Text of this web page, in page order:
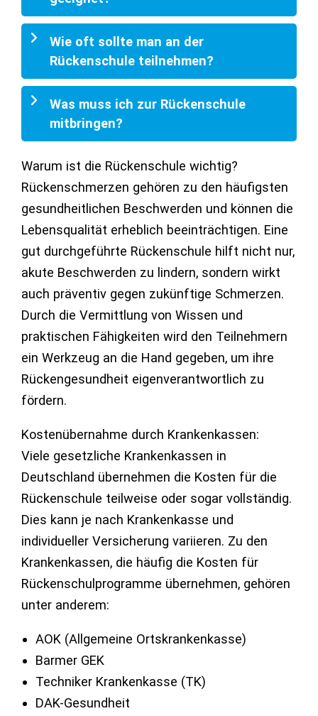
Wie oft sollte man an der
Rückenschule teilnehmen?
Was muss ich zur Rückenschule
mitbringen?
Warum ist die Rückenschule wichtig?
Rückenschmerzen gehören zu den häufigsten
gesundheitlichen Beschwerden und können die
Lebensqualität erheblich beeinträchtigen. Eine
gut durchgeführte Rückenschule hilft nicht nur,
akute Beschwerden zu lindern, sondern wirkt
auch präventiv gegen zukünftige Schmerzen.
Durch die Vermittlung von Wissen und
praktischen Fähigkeiten wird den Teilnehmern
ein Werkzeug an die Hand gegeben, um ihre
Rückengesundheit eigenverantwortlich zu
fördern.
Kostenübernahme durch Krankenkassen:
Viele gesetzliche Krankenkassen in
Deutschland übernehmen die Kosten für die
Rückenschule teilweise oder sogar vollständig.
Dies kann je nach Krankenkasse und
individueller Versicherung variieren. Zu den
Krankenkassen, die häufig die Kosten für
Rückenschulprogramme übernehmen, gehören
unter anderem:
AOK (Allgemeine Ortskrankenkasse)
Barmer GEK
Techniker Krankenkasse (TK)
DAK-Gesundheit